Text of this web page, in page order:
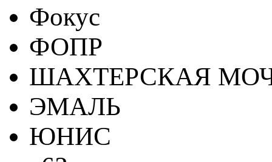
Фокус
ФОПР
ШАХТЕРСКАЯ
ЭМАЛЬ
ЮНИС